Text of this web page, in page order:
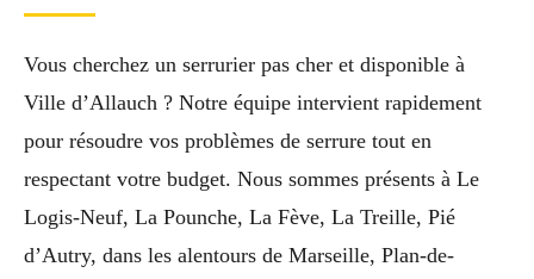
Vous cherchez un serrurier pas cher et disponible à
Ville d’Allauch ? Notre équipe intervient rapidement
pour résoudre vos problèmes de serrure tout en
respectant votre budget. Nous sommes présents à Le
Logis-Neuf, La Pounche, La Fève, La Treille, Pié
d’Autry, dans les alentours de Marseille, Plan-de-